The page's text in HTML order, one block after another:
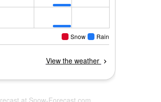
at Snow-Forecast.com